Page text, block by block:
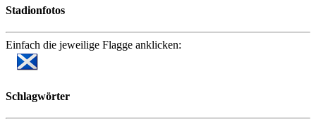
Stadionfotos
Einfach die jeweilige Flagge anklicken:
Schlagwörter